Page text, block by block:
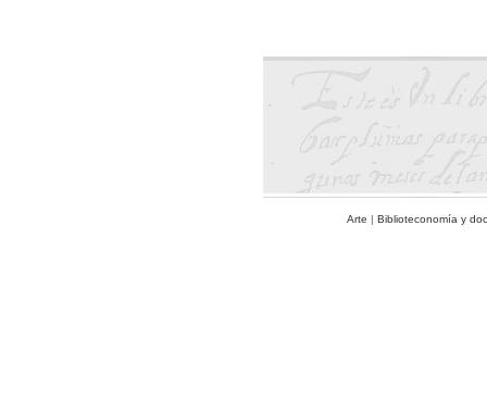
Arte | Biblioteconomía y